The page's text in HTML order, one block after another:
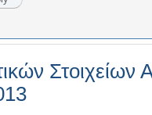
Στοιχείων